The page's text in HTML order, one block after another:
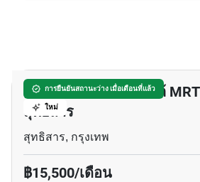
การยืนยันสถานะว่าง เมื่อเดือนที่แล้ว
ใหม่
คอนโด 1-ห้องนอน ใกล้ MRT
สุทธิสาร
สุทธิสาร, กรุงเทพ
฿15,500/เดือน